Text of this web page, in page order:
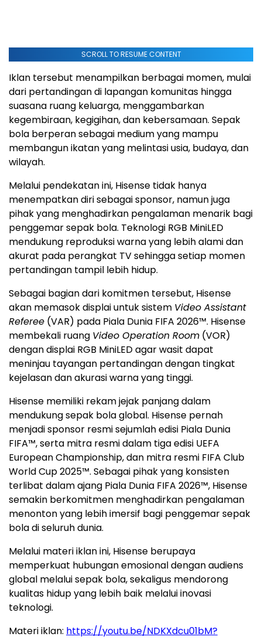
SCROLL TO RESUME CONTENT
Iklan tersebut menampilkan berbagai momen, mulai
dari pertandingan di lapangan komunitas hingga
suasana ruang keluarga, menggambarkan
kegembiraan, kegigihan, dan kebersamaan. Sepak
bola berperan sebagai medium yang mampu
membangun ikatan yang melintasi usia, budaya, dan
wilayah.
Melalui pendekatan ini, Hisense tidak hanya
menempatkan diri sebagai sponsor, namun juga
pihak yang menghadirkan pengalaman menarik bagi
penggemar sepak bola. Teknologi RGB MiniLED
mendukung reproduksi warna yang lebih alami dan
akurat pada perangkat TV sehingga setiap momen
pertandingan tampil lebih hidup.
Sebagai bagian dari komitmen tersebut, Hisense
akan memasok displai untuk sistem Video Assistant
Referee (VAR) pada Piala Dunia FIFA 2026™. Hisense
membekali ruang Video Operation Room (VOR)
dengan displai RGB MiniLED agar wasit dapat
meninjau tayangan pertandingan dengan tingkat
kejelasan dan akurasi warna yang tinggi.
Hisense memiliki rekam jejak panjang dalam
mendukung sepak bola global. Hisense pernah
menjadi sponsor resmi sejumlah edisi Piala Dunia
FIFA™, serta mitra resmi dalam tiga edisi UEFA
European Championship, dan mitra resmi FIFA Club
World Cup 2025™. Sebagai pihak yang konsisten
terlibat dalam ajang Piala Dunia FIFA 2026™, Hisense
semakin berkomitmen menghadirkan pengalaman
menonton yang lebih imersif bagi penggemar sepak
bola di seluruh dunia.
Melalui materi iklan ini, Hisense berupaya
memperkuat hubungan emosional dengan audiens
global melalui sepak bola, sekaligus mendorong
kualitas hidup yang lebih baik melalui inovasi
teknologi.
Materi iklan: https://youtu.be/NDKXdcu01bM?